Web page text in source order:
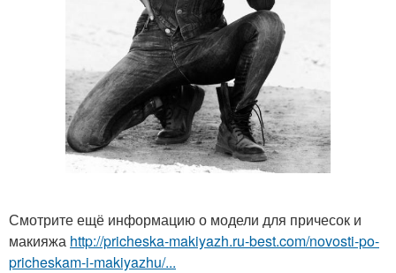
Смотрите ещё информацию о модели для причесок и
макияжа http://pricheska-makiyazh.ru-best.com/novosti-po-
pricheskam-i-makiyazhu/...